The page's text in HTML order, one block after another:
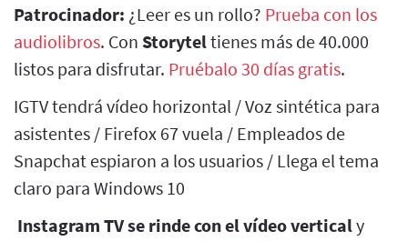
Patrocinador: ¿Leer es un rollo? Prueba con los
audiolibros. Con Storyteltienes más de 40.000
listos para disfrutar. Pruébalo 30 días gratis.
IGTV tendrá vídeo horizontal / Voz sintética para
asistentes / Firefox 67 vuela / Empleados de
Snapchat espiaron a los usuarios / Llega el tema
claro para Windows 10
Instagram TV se rinde con el vídeo verticaly